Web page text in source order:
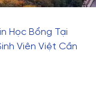
Học Bổng Tại
Viên Việt Cần